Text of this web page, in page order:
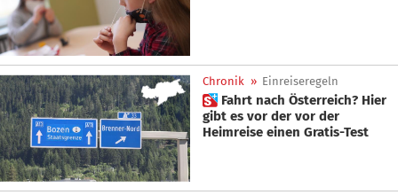
Chronik » Einreiseregeln
 Fahrt nach Österreich? Hier
gibt es vor der vor der
Heimreise einen Gratis-Test